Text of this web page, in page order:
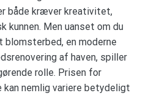
både kræver kreativitet,
kunnen. Men uanset om du
en moderne
af haven, spiller
rolle. Prisen for
nemlig variere betydeligt